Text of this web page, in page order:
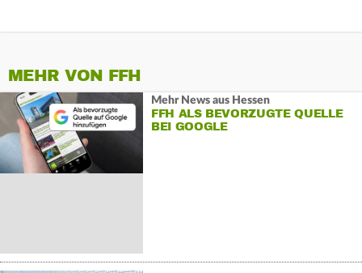
MEHR VON FFH
Mehr News aus Hessen
FFH ALS BEVORZUGTE QUELLE
BEI GOOGLE